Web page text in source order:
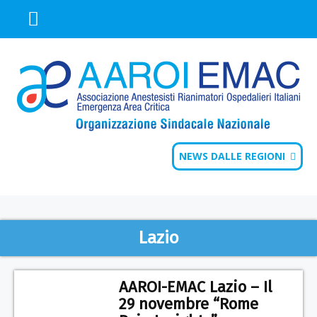
NEWS DALLE REGIONI
Lazio
AAROI-EMAC Lazio – Il
29 novembre “Rome